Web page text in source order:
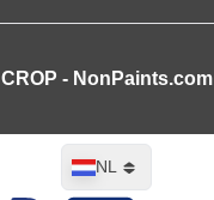
CROP - NonPaints.com
Taal
NL